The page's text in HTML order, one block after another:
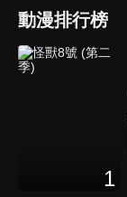
動漫排行榜
1